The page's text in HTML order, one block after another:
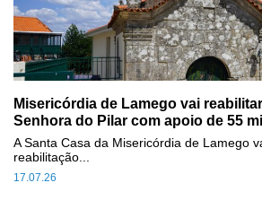
Misericórdia de Lamego vai
Senhora do Pilar com apoio de 55
17.07.26
A Santa Casa da Misericórdia de Lamego
reabilitação...